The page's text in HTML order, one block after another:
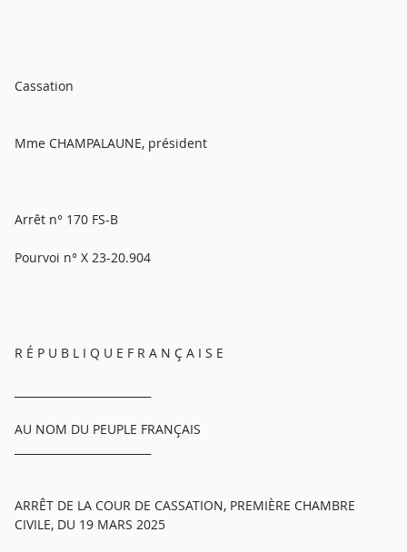
Cassation
Mme CHAMPALAUNE, président
Arrêt n° 170 FS-B
Pourvoi n° X 23-20.904
R É P U B L I Q U E F R A N Ç A I S E
AU NOM DU PEUPLE FRANÇAIS
ARRÊT DE LA COUR DE CASSATION, PREMIÈRE CHAMBRE
CIVILE, DU 19 MARS 2025